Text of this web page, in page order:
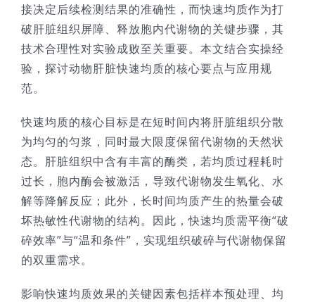
接决定后续检测结果的准确性，而快速均质作为打
破肝脏组织屏障、释放胞内代谢物的关键步骤，其
技术合理性对实验成败至关重要。本文结合实操经
验，探讨动物肝脏快速均质的核心要点与应用规
范。
快速均质的核心目标是在短时间内将肝脏组织分散
为均匀的匀浆，同时最大限度保留代谢物的天然状
态。肝脏组织中含有丰富的酶类，若均质过程耗时
过长，胞内酶会被激活，导致代谢物发生氧化、水
解等降解反应；此外，长时间均质产生的热量会破
坏热敏性代谢物的结构。因此，快速均质需平衡“破
碎效率”与“温和条件”，实现组织破碎与代谢物保留
的双重需求。
影响快速均质效果的关键因素包括样本预处理、均